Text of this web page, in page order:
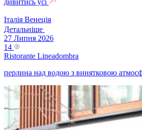
дивитись усі
Італія Венеція
Детальніше
27 Липня 2026
14
Ristorante Lineadombra
перлина над водою з винятковою